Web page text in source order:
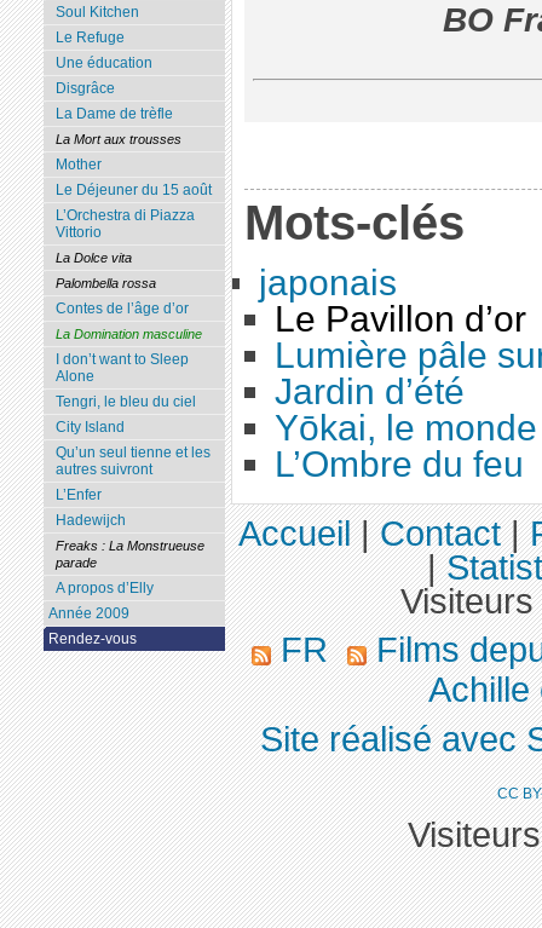
BO
Mots-clés
japonais
Le Pavillon d’or
Lumière pâle
Jardin d’été
Yōkai, le
L’Ombre du feu
Soul Kitchen
Le Refuge
Une éducation
Disgrâce
La Dame de trèfle
La Mort aux trousses
Mother
Le Déjeuner du 15 août
L’Orchestra di Piazza
Vittorio
La Dolce vita
Palombella rossa
Contes de l’âge d’or
La Domination masculine
I don’t want to Sleep
Alone
Tengri, le bleu du ciel
City Island
Qu’un seul tienne et les
autres suivront
L’Enfer
Hadewijch
Freaks : La Monstrueuse
parade
A propos d’Elly
Année 2009
Rendez-vous
Accueil|Contact|
|
FR
Films
Achille
Site réalisé avec
CC